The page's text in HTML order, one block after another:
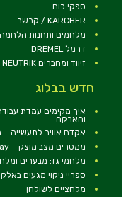
ספקי כוח
KARCHER / קרשר
מלחמים ותחנות הלחמה
דרמל DREMEL
זיווד ומחברים NEUTRIK
חדש בבלוג
והארקה
אקדח אוויר לתעשייה
ממסרים מצב מוצק – Solid State Relay
מלחמי גז: מבערים
ספריי ניקוי מגעים
מלחציים לשולחן